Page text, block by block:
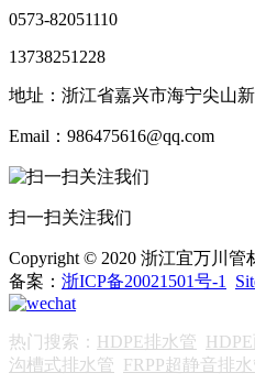
0573-82051110
13738251228
地址：浙江省嘉兴市海宁尖山
Email：986475616@qq.com
扫一扫关注我们
Copyright © 2020 浙江宜万川
备案： 浙ICP备20021501号-1
热门搜索： HDPE排水管
沟槽式排水管 FRPP超静音排